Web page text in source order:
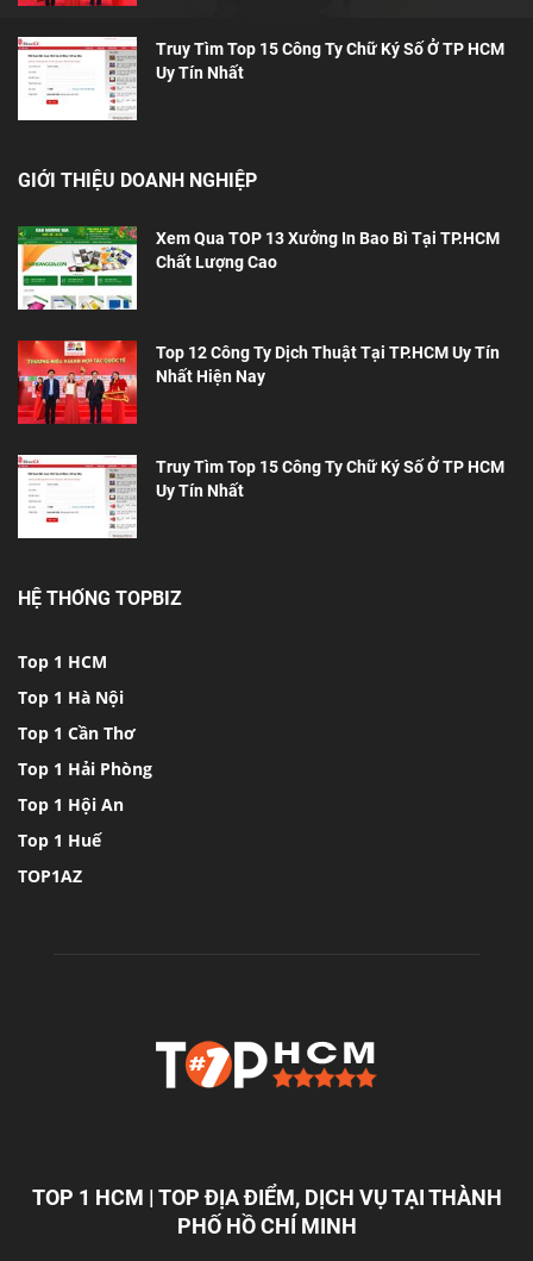
Truy Tìm Top 15 Công Ty Chữ Ký Số Ở TP HCM
Uy Tín Nhất
GIỚI THIỆU DOANH NGHIỆP
Xem Qua TOP 13 Xưởng In Bao Bì Tại TP.HCM
Chất Lượng Cao
Top 12 Công Ty Dịch Thuật Tại TP.HCM Uy Tín
Nhất Hiện Nay
Truy Tìm Top 15 Công Ty Chữ Ký Số Ở TP HCM
Uy Tín Nhất
HỆ THỐNG TOPBIZ
Top 1 HCM
Top 1 Hà Nội
Top 1 Cần Thơ
Top 1 Hải Phòng
Top 1 Hội An
Top 1 Huế
TOP1AZ
TOP 1 HCM | TOP ĐỊA ĐIỂM, DỊCH VỤ TẠI THÀNH
PHỐ HỒ CHÍ MINH